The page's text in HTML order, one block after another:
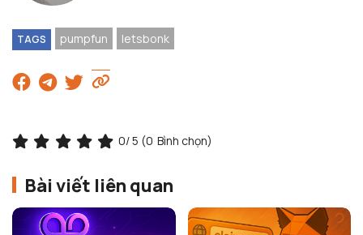
TAGS pumpfun letsbonk
0/ 5 (0 Bình chọn)
Bài viết liên quan